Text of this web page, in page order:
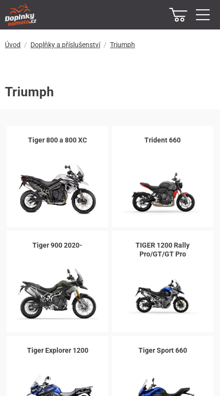
Úvod Doplňky a příslušenství Triumph
Triumph
Tiger 800 a 800 XC Trident 660
Tiger 900 2020-
TIGER 1200 Rally
Pro/GT/GT Pro
Tiger Explorer 1200 Tiger Sport 660